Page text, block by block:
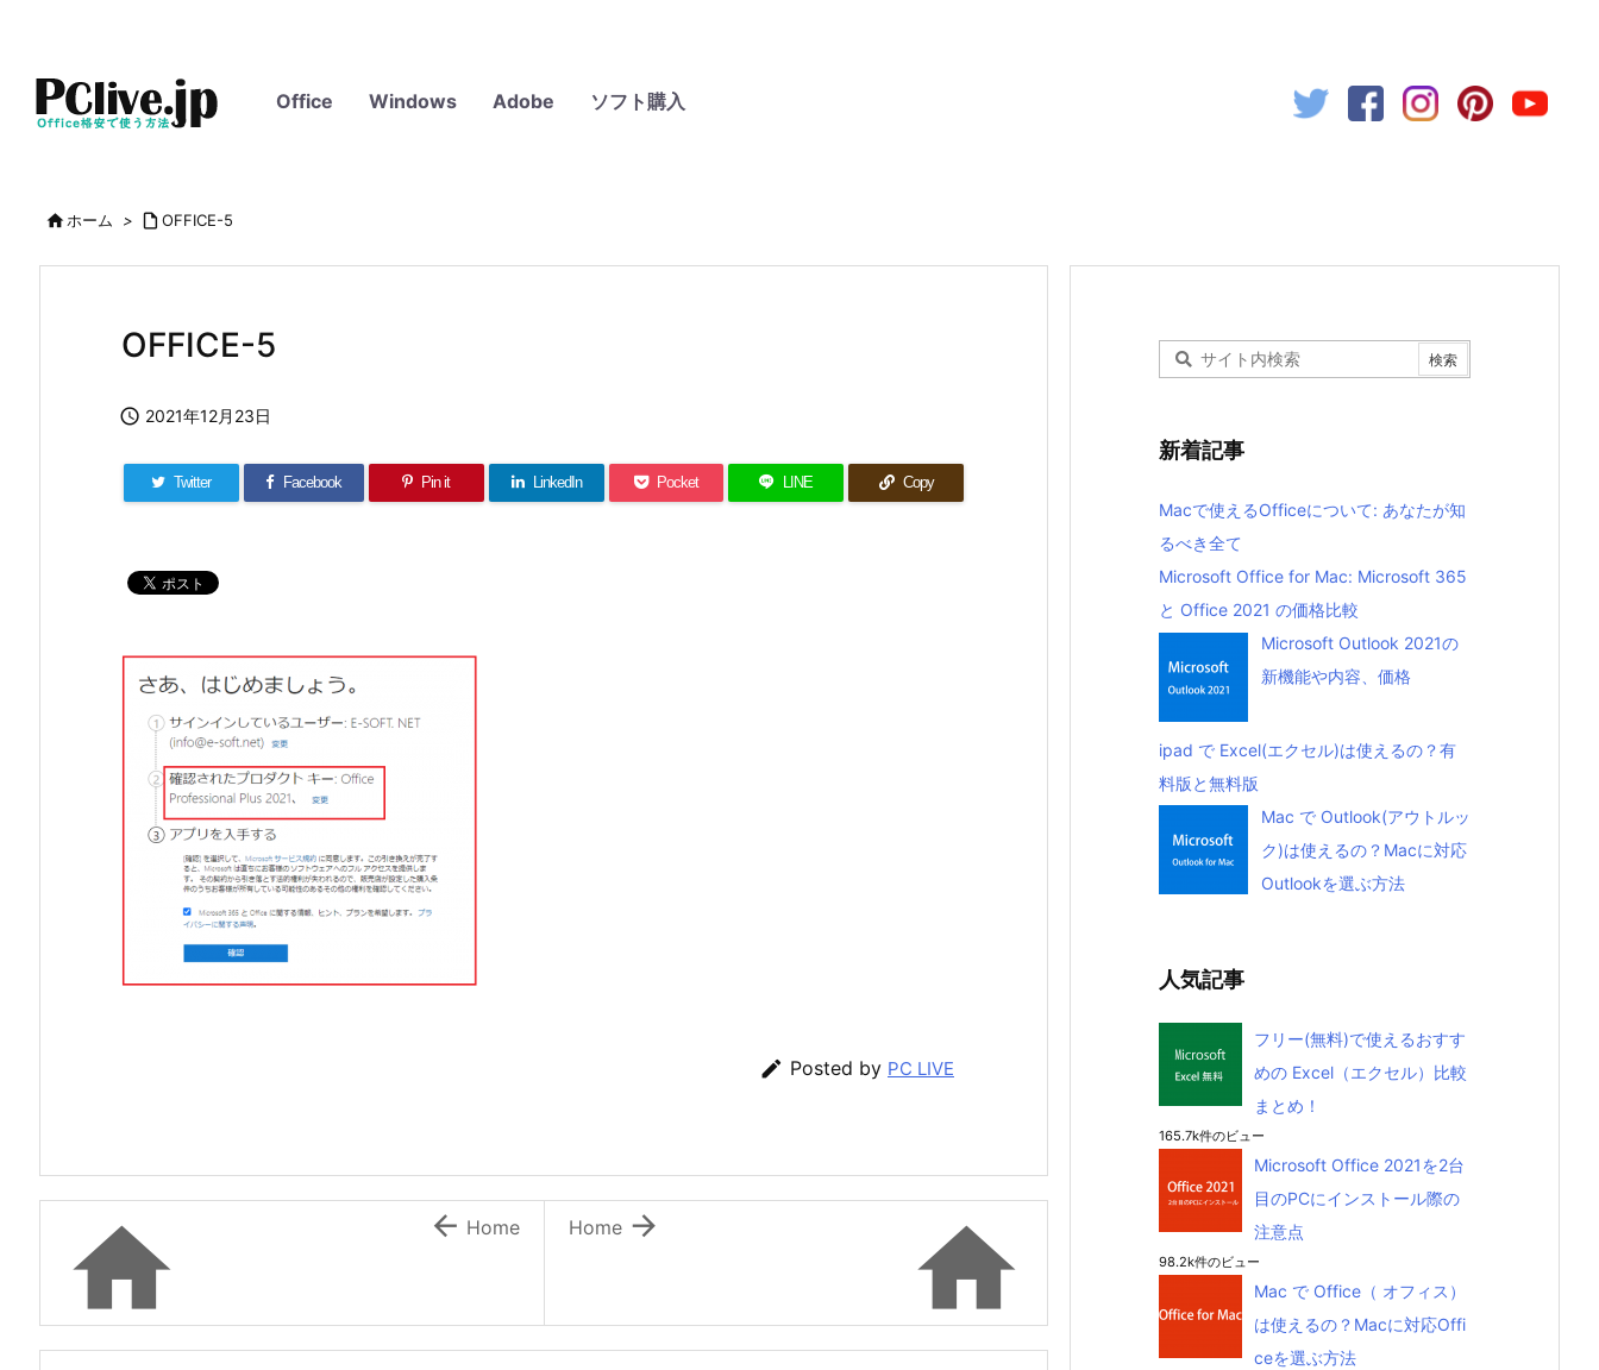
Office Windows Adobe ソフト購入
ホーム >  OFFICE-5
OFFICE-5
 2021年12月23日
Twitter Facebook Pin it LinkedIn Pocket LINE Copy
 Posted by PC LIVE


Home
  Home
新着記事
Macで使えるOfficeについて: あなたが知
るべき全て
Microsoft Office for Mac: Microsoft 365
と Office 2021 の価格比較
Microsoft Outlook 2021の
新機能や内容、価格
ipad で Excel(エクセル)は使えるの？有
料版と無料版
Mac で Outlook(アウトルッ
ク)は使えるの？Macに対応
Outlookを選ぶ方法
人気記事
フリー(無料)で使えるおすす
めの Excel（エクセル）比較
まとめ！
165.7k件のビュー
Microsoft Office 2021を2台
目のPCにインストール際の
注意点
98.2k件のビュー
Mac で Office（ オフィス）
は使えるの？Macに対応Offi
ceを選ぶ方法